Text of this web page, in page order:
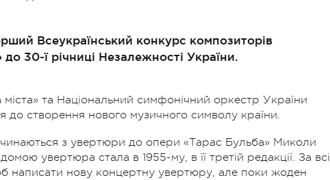
Всеукраїнський конкурс композиторів
30-ї річниці Незалежності України.
та Національний симфонічний оркестр України
до створення нового музичного символу країни.
з увертюри до опери «Тарас Бульба» Миколи
увертюра стала в 1955-му, в її третій редакції. За всі
написати нову концертну увертюру, але поки жоден